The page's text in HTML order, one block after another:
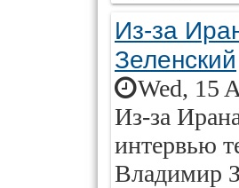
Из-за
Зеленский
Wed, 15
Из-за
интервью
Владимир